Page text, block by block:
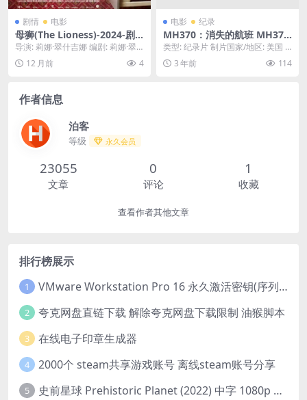
剧情 电影
母狮(The Lioness)-2024-剧
情/传记-免费下载 🦁一部女性
传记电影，讲述了一位在男性
主导的商业世界里，凭借如“母
🦁｜
导演: 莉娜·翠什吉娜 编剧: 莉娜·翠
什吉娜 资源下载：母狮下载阿里云
盘,百度...
12 月前 4
电影 纪录
MH370：消失的航班 MH370:
The Flight That Disappeare
d (2023) 1080中字
类型: 纪录片 制片国家/地区: 美国 /
英国 语言: 英语 首播: 2023...
3 年前 114
作者信息
泊客
等级 永久会员
23055
文章
0
评论
1
收藏
查看作者其他文章
排行榜展示
1 VMware Workstation Pro 16 永久激活密钥(序列号)
2 夸克网盘直链下载 解除夸克网盘下载限制 油猴脚本
3 在线电子印章生成器
4 2000个 steam共享游戏账号 离线steam账号分享
5 史前星球 Prehistoric Planet (2022) 中字 1080p 高清 阿里云盘 2022.5.27已更新全集